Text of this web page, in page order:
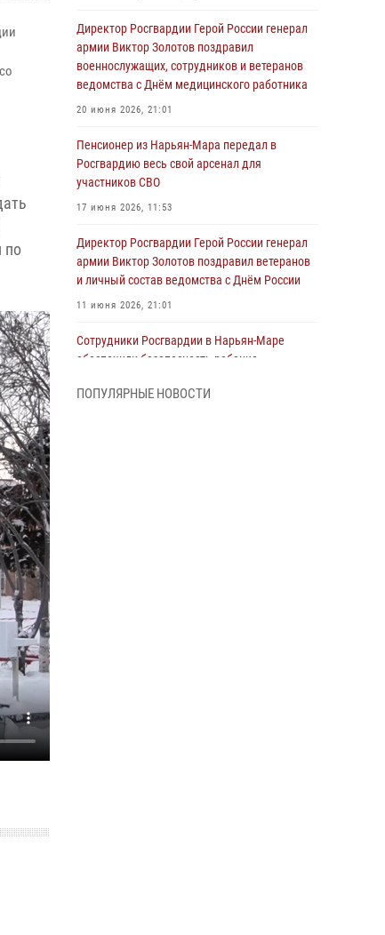
по
Директор Росгвардии Герой России генерал
армии Виктор Золотов поздравил
военнослужащих, сотрудников и ветеранов
ведомства с Днём медицинского работника
20 июня 2026, 21:01
Пенсионер из Нарьян-Мара передал в
Росгвардию весь свой арсенал для
участников СВО
17 июня 2026, 11:53
Директор Росгвардии Герой России генерал
армии Виктор Золотов поздравил ветеранов
и личный состав ведомства с Днём России
11 июня 2026, 21:01
Сотрудники Росгвардии в Нарьян-Маре
обеспечили безопасность ребенка,
ПОПУЛЯРНЫЕ НОВОСТИ